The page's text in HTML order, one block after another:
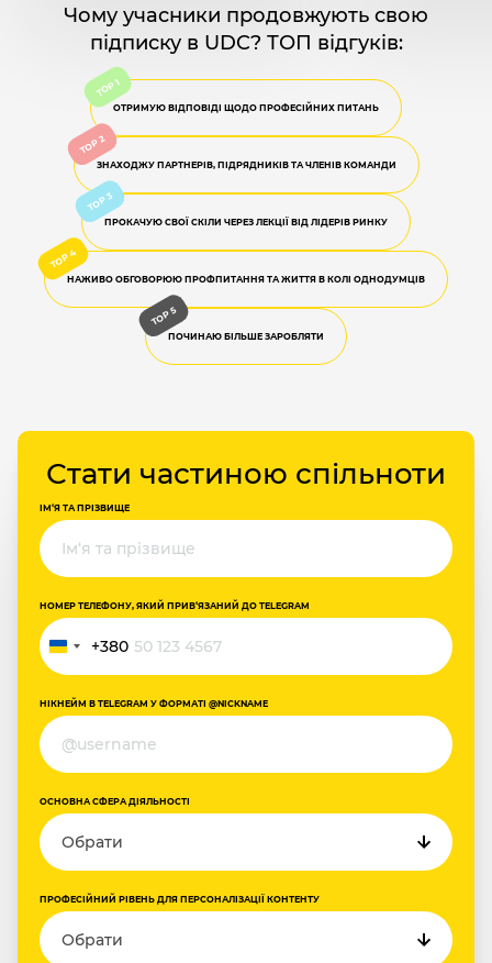
Чому учасники продовжують свою
підписку в UDC? ТОП відгуків:
ОТРИМУЮ ВІДПОВІДІ ЩОДО ПРОФЕСІЙНИХ ПИТАНЬ
ЗНАХОДЖУ ПАРТНЕРІВ, ПІДРЯДНИКІВ ТА ЧЛЕНІВ КОМАНДИ
ПРОКАЧУЮ СВОЇ СКІЛИ ЧЕРЕЗ ЛЕКЦІЇ ВІД ЛІДЕРІВ РИНКУ
НАЖИВО ОБГОВОРЮЮ ПРОФПИТАННЯ ТА ЖИТТЯ В КОЛІ ОДНОДУМЦІВ
ПОЧИНАЮ БІЛЬШЕ ЗАРОБЛЯТИ
Стати частиною спільноти
ІМ‘Я ТА ПРІЗВИЩЕ
НОМЕР ТЕЛЕФОНУ, ЯКИЙ ПРИВ‘ЯЗАНИЙ ДО TELEGRAM
Ukraine
+380
+380
НІКНЕЙМ В TELEGRAM У ФОРМАТІ @NICKNAME
ОСНОВНА СФЕРА ДІЯЛЬНОСТІ
ПРОФЕСІЙНИЙ РІВЕНЬ ДЛЯ ПЕРСОНАЛІЗАЦІЇ КОНТЕНТУ